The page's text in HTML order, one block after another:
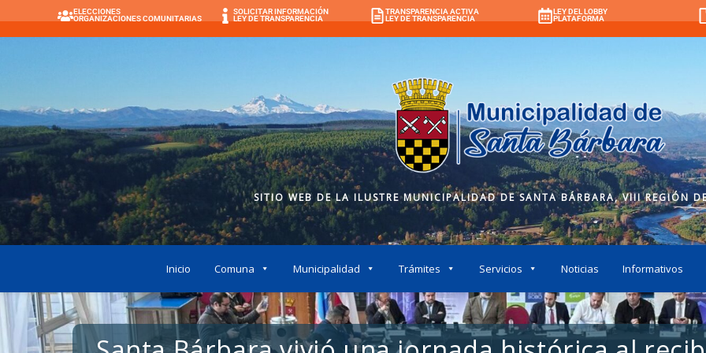
ELECCIONES
ORGANIZACIONES COMUNITARIAS
SOLICITAR INFORMACIÓN
LEY DE TRANSPARENCIA
TRANSPARENCIA ACTIVA
LEY DE TRANSPARENCIA
LEY DEL LOBBY
PLATAFORMA
SITIO WEB DE LA ILUSTRE MUNICIPALIDAD DE SANTA BÁRBARA, VIII REGIÓN
Inicio Comuna Municipalidad Trámites Servicios Noticias Informativos